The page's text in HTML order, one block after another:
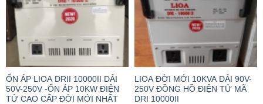
ỔN ÁP LIOA DRII 10000II DẢI
50V-250V -ỔN ÁP 10KW ĐIỆN
TỬ CAO CẤP ĐỜI MỚI NHẤT
LIOA ĐỜI MỚI 10KVA DẢI 90V-
250V ĐỒNG HỒ ĐIỆN TỬ MÃ
DRI 10000II